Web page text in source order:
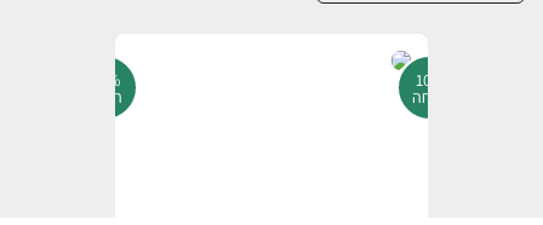
10%
הנחה
10%
הנחה